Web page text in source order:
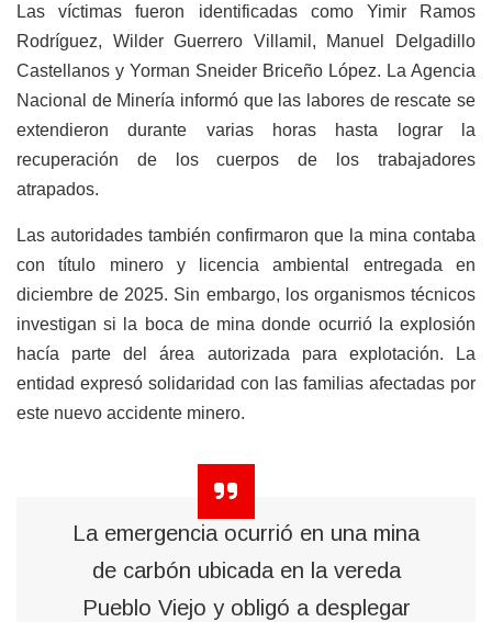
Las víctimas fueron identificadas como Yimir Ramos
Rodríguez, Wilder Guerrero Villamil, Manuel Delgadillo
Castellanos y Yorman Sneider Briceño López. La Agencia
Nacional de Minería informó que las labores de rescate se
extendieron durante varias horas hasta lograr la
recuperación de los cuerpos de los trabajadores
atrapados.
Las autoridades también confirmaron que la mina contaba
con título minero y licencia ambiental entregada en
diciembre de 2025. Sin embargo, los organismos técnicos
investigan si la boca de mina donde ocurrió la explosión
hacía parte del área autorizada para explotación. La
entidad expresó solidaridad con las familias afectadas por
este nuevo accidente minero.
La emergencia ocurrió en una mina
de carbón ubicada en la vereda
Pueblo Viejo y obligó a desplegar